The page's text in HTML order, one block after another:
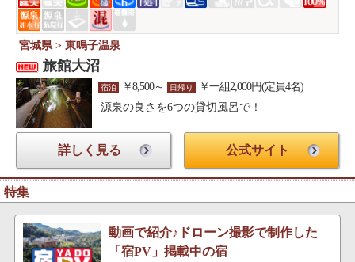
宮城県 > 東鳴子温泉
旅館大沼
宿泊 ￥8,500～ 日帰り
￥一組2,000円(定員4名)
源泉の良さを6つの貸切風呂で！
詳しく見る 公式サイト
特集
動画で紹介♪ドローン撮影で制作した
「宿PV」掲載中の宿